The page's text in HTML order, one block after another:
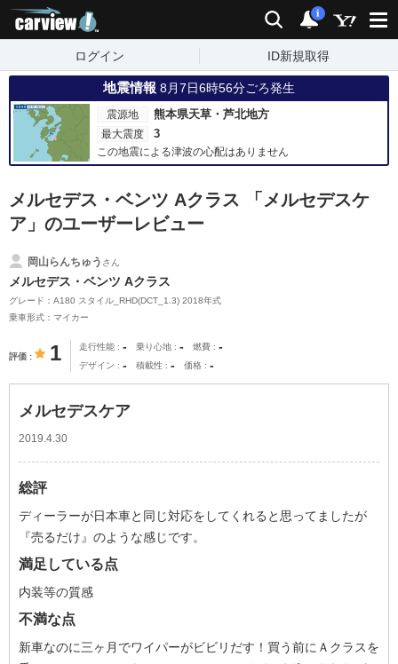
検索 通知
i
ログイン ID新規取得
地震情報 8月7日6時56分ごろ発生
震源地 熊本県天草・芦北地方
最大震度 3
この地震による津波の心配はありません
メルセデス・ベンツ Aクラス 「メルセデスケ
ア」のユーザーレビュー
岡山らんちゅう さん
メルセデス・ベンツ Aクラス
グレード：A180 スタイル_RHD(DCT_1.3) 2018年式
乗車形式：マイカー
評価 1 走行性能 - 乗り心地 - 燃費 -
デザイン - 積載性 - 価格 -
メルセデスケア
2019.4.30
総評
ディーラーが日本車と同じ対応をしてくれると思ってましたが
『売るだけ』のような感じです。
満足している点
内装等の質感
不満な点
新車なのに三ヶ月でワイパーがビビリだす！買う前にＡクラスを